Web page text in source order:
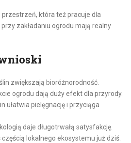
która też pracuje dla
zakładaniu ogrodu mają realny
zwiększają bioróżnorodność.
ogrodu dają duży efekt dla przyrody.
ułatwia pielęgnację i przyciąga
daje długotrwałą satysfakcję.
lokalnego ekosystemu już dziś.